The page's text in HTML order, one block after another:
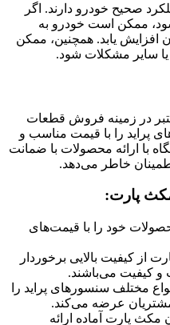
صحیح خودرو دارند. اگر
ممکن است خودرو به
یابد. همچنین، ممکن
سایر مشکلات شود.
در زمینه فروش قطعات
پراید را با قیمت مناسب و
با ارائه محصولات با ضمانت
خاطر می‌دهد.
مکث پارت:
خود را با قیمت‌های
از کیفیت بالایی برخوردار
و کیفیت می‌باشند.
مختلف سنسورهای پراید را
مشتریان عرضه می‌کند.
مکث پارت آماده ارائه